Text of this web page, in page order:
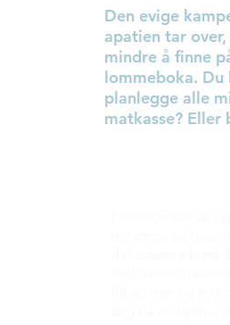
Den evige
apatien tar
mindre å finne
lommeboka. Du
planlegge alle
matkasse? Eller